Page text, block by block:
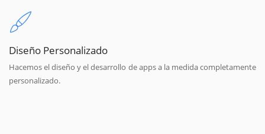
Diseño Personalizado
Hacemos el diseño y el desarrollo de apps a la medida completamente
personalizado.